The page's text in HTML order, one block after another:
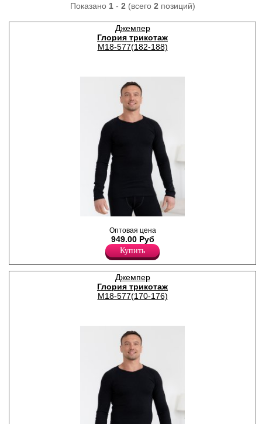
Показано 1- 2 (всего 2 позиций)
Джемпер
Глория трикотаж
М18-577(182-188)
повседневной носки в
прохладную и холодную
погоду, с начесом.
Хлопок 95%
Эластан 5%
Оптовая цена
949.00 Руб
Купить
Джемпер
Глория трикотаж
М18-577(170-176)